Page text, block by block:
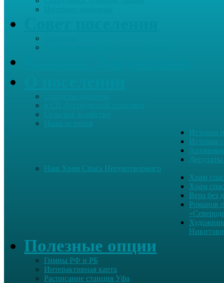
Наша история
История
История
Наш Храм Спаса Нерукотворного
Храм
Храм
Вера без
Романов
Полезные опции
Гимны РФ и РБ
Интерактивная карта
Расписание станция Уфа